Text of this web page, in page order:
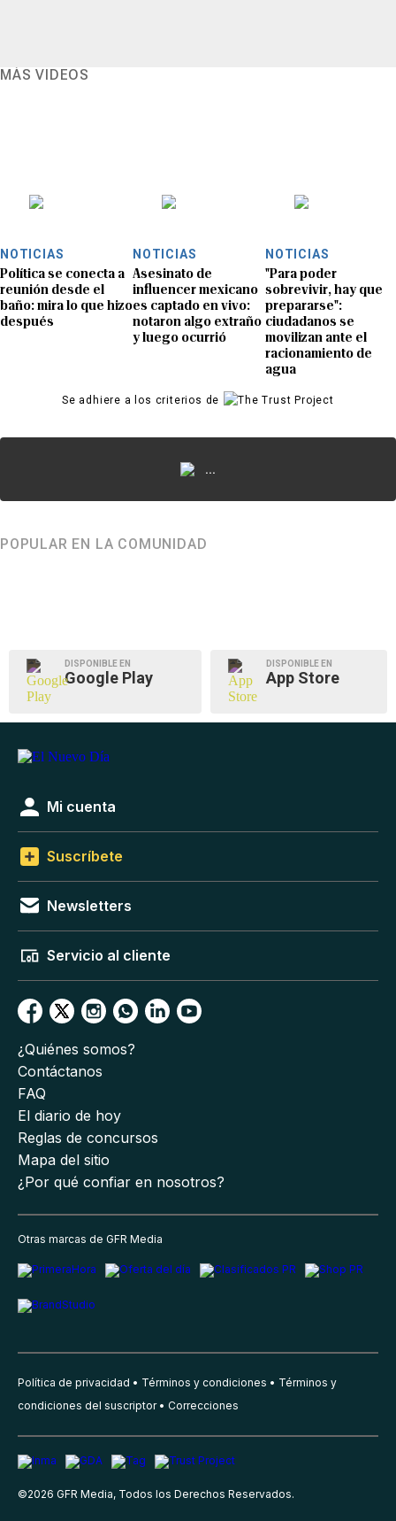
MÁS VIDEOS
NOTICIAS
Política se conecta a
reunión desde el
baño: mira lo que hizo
después
NOTICIAS
Asesinato de
influencer mexicano
es captado en vivo:
notaron algo extraño
y luego ocurrió
NOTICIAS
"Para poder
sobrevivir, hay que
prepararse":
ciudadanos se
movilizan ante el
racionamiento de
agua
Se adhiere a los criterios de
...
POPULAR EN LA COMUNIDAD
DISPONIBLE EN
Google Play
DISPONIBLE EN
App Store
Mi cuenta
Suscríbete
Newsletters
Servicio al cliente
¿Quiénes somos?
Contáctanos
FAQ
El diario de hoy
Reglas de concursos
Mapa del sitio
¿Por qué confiar en nosotros?
Otras marcas de GFR Media
Política de privacidad Términos y condiciones
Términos y
condiciones del suscriptor
Correcciones
©2026 GFR Media, Todos los Derechos Reservados.